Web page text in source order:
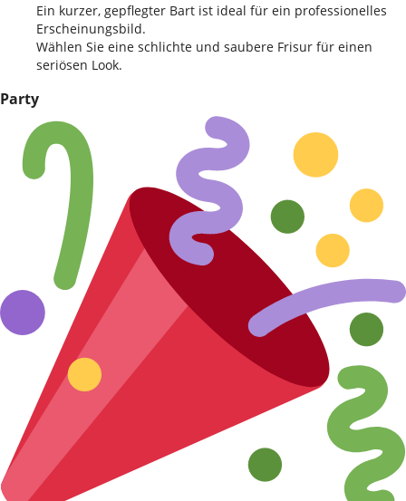
Ein kurzer, gepflegter Bart ist ideal für ein professionelles
Erscheinungsbild.
Wählen Sie eine schlichte und saubere Frisur für einen
seriösen Look.
Party